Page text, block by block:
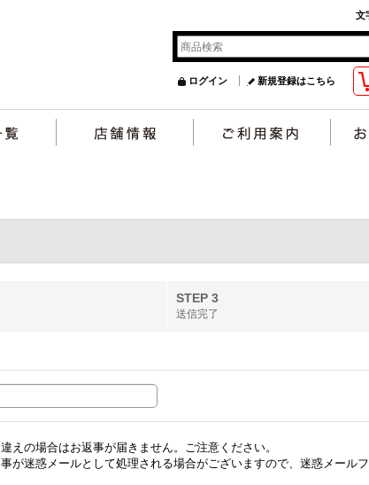
文
ログイン 新規登録はこちら
STEP 3
送信完了
えの場合はお返事が届きません。ご注意ください。
が迷惑メールとして処理される場合がございますので、迷惑メール